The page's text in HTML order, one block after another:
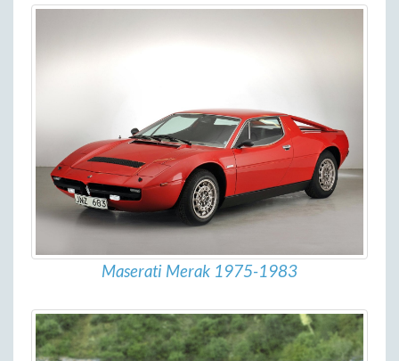
Maserati Merak 1975-1983